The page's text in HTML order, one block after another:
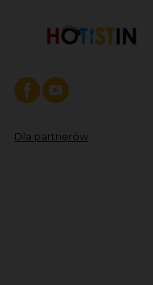
Dla partnerów